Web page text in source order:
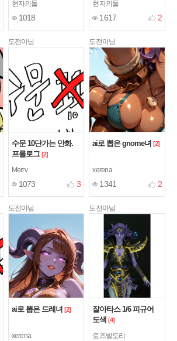
현자의돌
1018
현자의돌
1617 2
도전아님
수문 10단가는 만화.
프롤로그 [2]
Merrv
1073 3
도전아님
ai로 뽑은 gnome녀 [2]
xerena
1341 2
도전아님
ai로 뽑은 드레녀 [2]
xerena
도전아님
잘아타스 1/6 피규어
도색 [4]
로즈발도리